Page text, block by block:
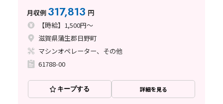
月収例 317,813 円
【時給】1,500円～
滋賀県蒲生郡日野町
マシンオペレーター、その他
61788-00
キープする 詳細を見る